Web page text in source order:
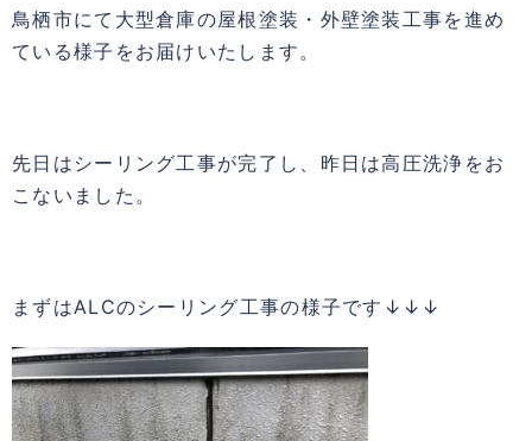
鳥栖市にて大型倉庫の屋根塗装・外壁塗装工事を進め
ている様子をお届けいたします。
先日はシーリング工事が完了し、昨日は高圧洗浄をお
こないました。
まずはALCのシーリング工事の様子です↓↓↓